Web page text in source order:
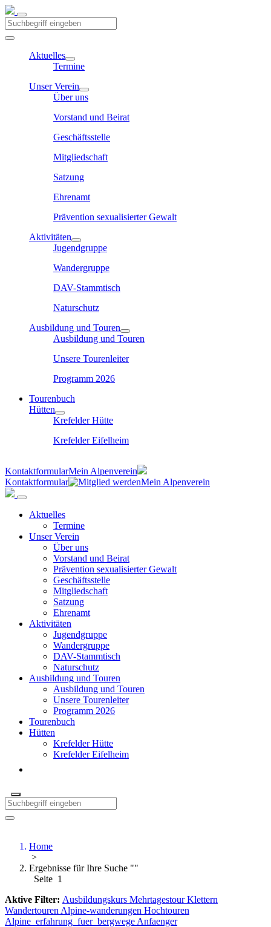
Aktuelles
Termine
Unser Verein
Über uns
Vorstand und Beirat
Geschäftsstelle
Mitgliedschaft
Satzung
Ehrenamt
Prävention sexualisierter Gewalt
Aktivitäten
Jugendgruppe
Wandergruppe
DAV-Stammtisch
Naturschutz
Ausbildung und Touren
Ausbildung und Touren
Unsere Tourenleiter
Programm 2026
Tourenbuch
Hütten
Krefelder Hütte
Krefelder Eifelheim
KontaktformularMein Alpenverein
Kontaktformular
Mein Alpenverein
Aktuelles
Termine
Unser Verein
Über uns
Vorstand und Beirat
Prävention sexualisierter Gewalt
Geschäftsstelle
Mitgliedschaft
Satzung
Ehrenamt
Aktivitäten
Jugendgruppe
Wandergruppe
DAV-Stammtisch
Naturschutz
Ausbildung und Touren
Ausbildung und Touren
Unsere Tourenleiter
Programm 2026
Tourenbuch
Hütten
Krefelder Hütte
Krefelder Eifelheim
Home
>
Ergebnisse für Ihre Suche ""
Seite 1
Aktive Filter: Ausbildungskurs MehrtagestourKlettern
Wandertouren Alpine-wanderungen Hochtouren
Alpine_erfahrung_fuer_bergwege Anfaenger